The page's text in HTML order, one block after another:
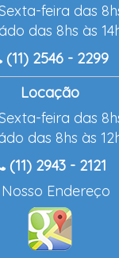
feira das
das 8hs às
(11) 2546 - 2299
Locação
feira das
das 8hs às
(11) 2943 - 2121
Endereço